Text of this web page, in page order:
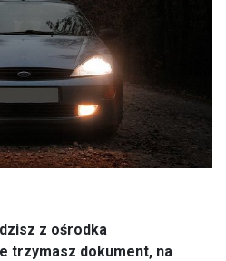
z ośrodka
trzymasz dokument, na